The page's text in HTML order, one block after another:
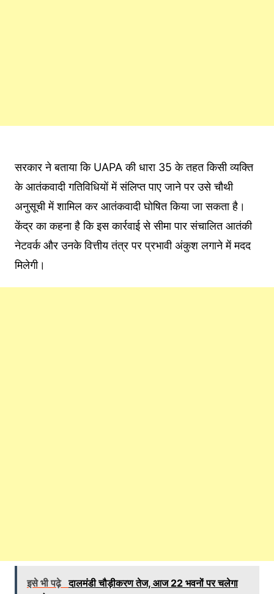
सरकार ने बताया कि UAPA की धारा 35 के तहत किसी व्यक्ति
के आतंकवादी गतिविधियों में संलिप्त पाए जाने पर उसे चौथी
अनुसूची में शामिल कर आतंकवादी घोषित किया जा सकता है।
केंद्र का कहना है कि इस कार्रवाई से सीमा पार संचालित आतंकी
नेटवर्क और उनके वित्तीय तंत्र पर प्रभावी अंकुश लगाने में मदद
मिलेगी।
इसे भी पढ़े दालमंडी चौड़ीकरण तेज, आज 22 भवनों पर चलेगा